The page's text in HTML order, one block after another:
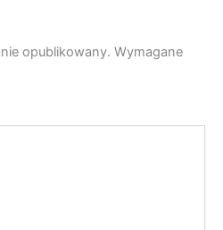
opublikowany. Wymagane